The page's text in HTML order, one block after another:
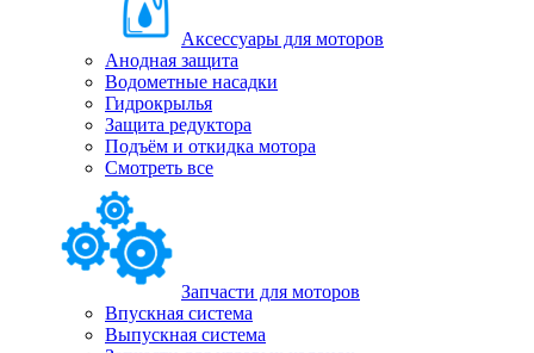
Аксессуары для моторов
Анодная защита
Водометные насадки
Гидрокрылья
Защита редуктора
Подъём и откидка мотора
Смотреть все
Запчасти для моторов
Впускная система
Выпускная система